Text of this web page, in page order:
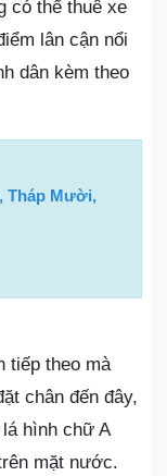
có thể thuê xe
lân cận nổi
dân kèm theo
Tháp Mười,
tiếp theo mà
chân đến đây,
hình chữ A
mặt nước.